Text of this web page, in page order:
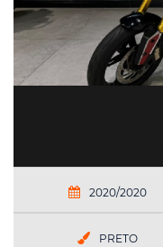
2020/2020
PRETO